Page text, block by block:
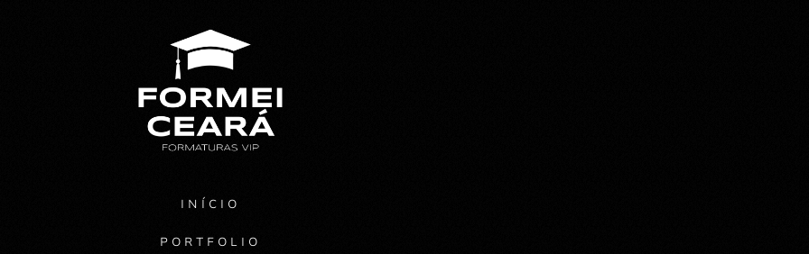
INÍCIO
PORTFOLIO